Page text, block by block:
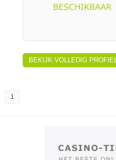
BEKIJK VOLLEDIG PROFIEL
1